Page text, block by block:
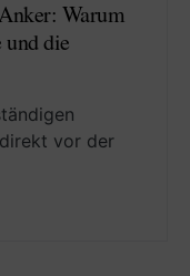
Warum
die
vor der